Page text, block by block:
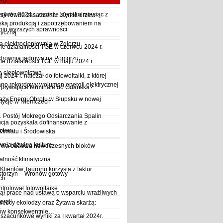
równa zasadzeniu 10 mld drzew
wyższych sprawności
elektrociepłownia w Zgierzu
jądrowa na Pomorzu
ciepłownictwa
terminale do Gdańska?
w Niemczech
Mokrego Odsiarczania Spalin
dźwiga kulturę
klimatyczna
– Wronów gotowy
fotowoltaikę
ekolodzy oraz Żytawa skarżą:
konsekwentnie…
2024 r. zapisze się jako miesiąc z
produkcją i zapotrzebowaniem na
działalności TGE w czerwcu 2024 r.
działalności TGE w maju 2024 r.
2024 r. należał do fotowoltaiki, z której
rekordowy wolumen energii elektrycznej
Energi Obrotu w Słupsku w nowej
pozyskała dofinansowanie z
i Środowiska
budowa nowoczesnych bloków
Tauronu korzysta z faktur
prace nad ustawą o wsparciu wrażliwych
wyniki za I kwartał 2024r.